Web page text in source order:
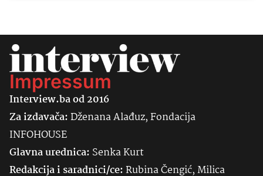
Impressum
Interview.ba od 2016
Za izdavača:Dženana Alađuz, Fondacija
INFOHOUSE
Glavna urednica: SenkaKurt
Redakcija i saradnici/ce:Rubina Čengić, Milica